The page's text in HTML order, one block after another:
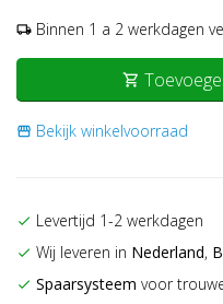
local_shipping Binnen 1 a 2 werkdagen
shopping_cart
storefront Bekijk winkelvoorraad
check Levertijd 1-2 werkdagen
check Wij leveren in Nederland,
check Spaarsysteem voor